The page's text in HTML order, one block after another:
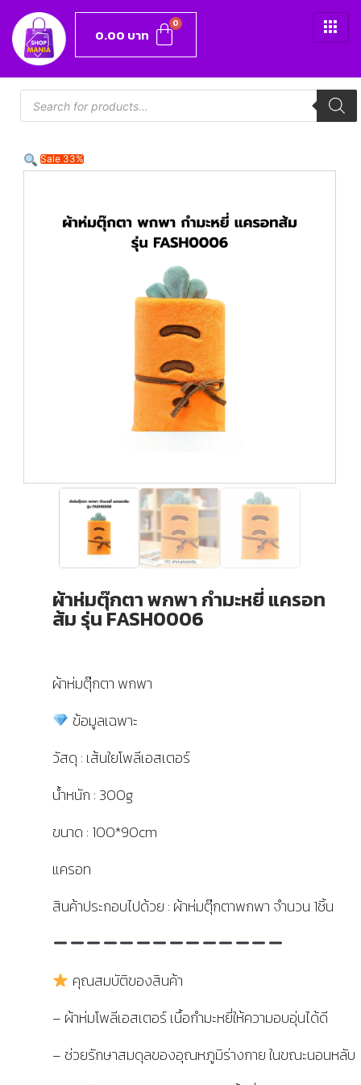
0.00 บาท
Sale 33%
ผ้าห่มตุ๊กตา พกพา กำมะหยี่ แครอท
ส้ม รุ่น FASH0006
ผ้าห่มตุ๊กตา พกพา
ข้อมูลเฉพาะ
วัสดุ : เส้นใยโพลีเอสเตอร์
น้ำหนัก : 300g
ขนาด : 100*90cm
แครอท
สินค้าประกอบไปด้วย : ผ้าห่มตุ๊กตาพกพา จำนวน 1ชิ้น
คุณสมบัติของสินค้า
– ผ้าห่มโพลีเอสเตอร์ เนื้อกำมะหยี่ให้ความอบอุ่นได้ดี
– ช่วยรักษาสมดุลของอุณหภูมิร่างกาย ในขณะนอนหลับ